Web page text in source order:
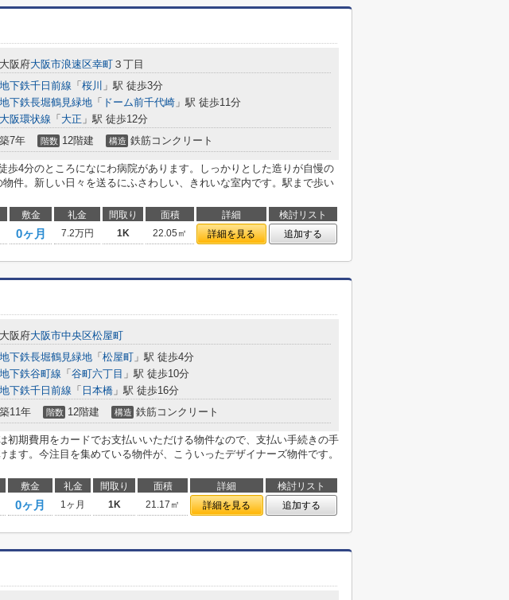
大阪府大阪市浪速区幸町 ３丁目
地下鉄千日前線 「 桜川 」駅 徒歩3分
地下鉄長堀鶴見緑地 「 ドーム前千代崎 」駅 徒歩11分
大阪環状線 「 大正 」駅 徒歩12分
築7年 階数 12階建 構造 鉄筋コンクリート
歩4分のところになにわ病院があります。しっかりとした造りが自慢の
物件。新しい日々を送るにふさわしい、きれいな室内です。駅まで歩い
敷金 礼金 間取り 面積 詳細
検討リスト
0ヶ月 7.2万円 1K 22.05㎡ 詳細を見る 追加する
大阪府大阪市中央区松屋町
地下鉄長堀鶴見緑地 「 松屋町 」駅 徒歩4分
地下鉄谷町線 「 谷町六丁目 」駅 徒歩10分
地下鉄千日前線 「 日本橋 」駅 徒歩16分
築11年 階数 12階建 構造 鉄筋コンクリート
初期費用をカードでお支払いいただける物件なので、支払い手続きの手
ます。今注目を集めている物件が、こういったデザイナーズ物件です。
敷金 礼金 間取り 面積 詳細
検討リスト
0ヶ月 1ヶ月 1K 21.17㎡ 詳細を見る 追加する